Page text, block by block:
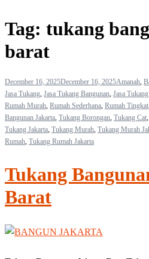
Tag: tukang
barat
December 16, 2025December 16, 2025Amanah,
Jasa Tukang, Jasa Tukang Bangunan, Jasa
Rumah Murah, Rumah Sederhana, Rumah Tingkat
Bangunan Jakarta, Tukang Borongan, Tukang Cat,
Tukang Jakarta, Tukang Murah, Tukang Murah
Rumah, Tukang Rumah Jakarta
Tukang
Barat